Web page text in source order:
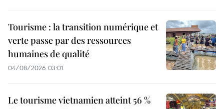
Tourisme : la transition numérique et
verte passe par des ressources
humaines de qualité
04/08/2026 03:01
Le tourisme vietnamien atteint 56 %